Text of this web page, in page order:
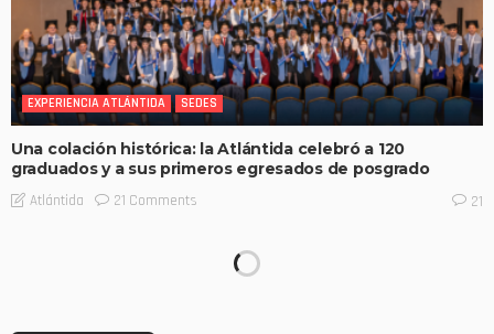
EXPERIENCIA ATLÁNTIDA SEDES
Una colación histórica: la Atlántida celebró a 120
graduados y a sus primeros egresados de posgrado
Atlántida 21 Comments 21